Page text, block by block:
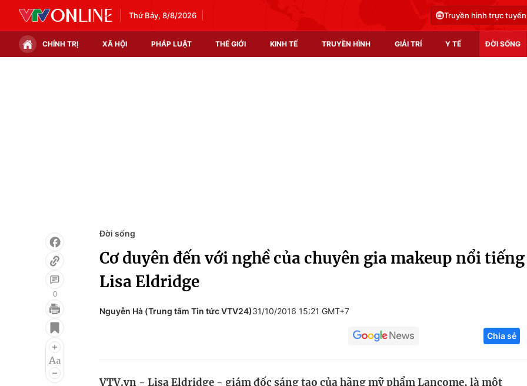
Thứ Bảy, 8/8/2026 Truyền hình trực tuyến
CHÍNH TRỊ XÃ HỘI PHÁP LUẬT THẾ GIỚI KINH TẾ TRUYỀN HÌNH GIẢI TRÍ Y TẾ ĐỜI SỐNG
Infographic
Điện ảnh
Âm nhạc
Tuyển sinh
Hitech Công
0
Đời sống
Cơ duyên đến với nghề của chuyên gia makeup nổi tiếng
Lisa Eldridge
Nguyễn Hà (Trung tâm Tin tức VTV24)31/10/2016 15:21 GMT+7
Chia sẻ
VTV.vn - Lisa Eldridge - giám đốc sáng tạo của hãng mỹ phẩm Lancome, là một